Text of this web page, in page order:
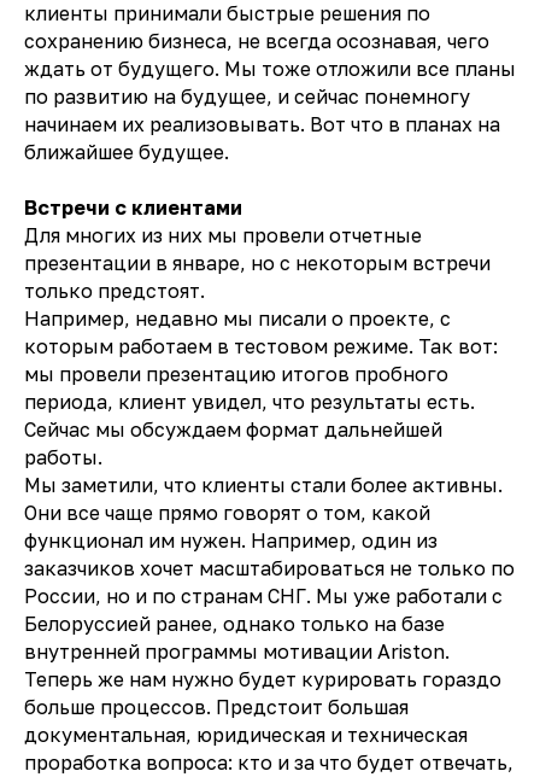
клиенты принимали быстрые решения по
сохранению бизнеса, не всегда осознавая, чего
ждать от будущего. Мы тоже отложили все планы
по развитию на будущее, и сейчас понемногу
начинаем их реализовывать. Вот что в планах на
ближайшее будущее.
Встречи с клиентами
Для многих из них мы провели отчетные
презентации в январе, но с некоторым встречи
только предстоят.
Например, недавно мы писали о проекте, с
которым работаем в тестовом режиме. Так вот:
мы провели презентацию итогов пробного
периода, клиент увидел, что результаты есть.
Сейчас мы обсуждаем формат дальнейшей
работы.
Мы заметили, что клиенты стали более активны.
Они все чаще прямо говорят о том, какой
функционал им нужен. Например, один из
заказчиков хочет масштабироваться не только по
России, но и по странам СНГ. Мы уже работали с
Белоруссией ранее, однако только на базе
внутренней программы мотивации Ariston.
Теперь же нам нужно будет курировать гораздо
больше процессов. Предстоит большая
документальная, юридическая и техническая
проработка вопроса: кто и за что будет отвечать,